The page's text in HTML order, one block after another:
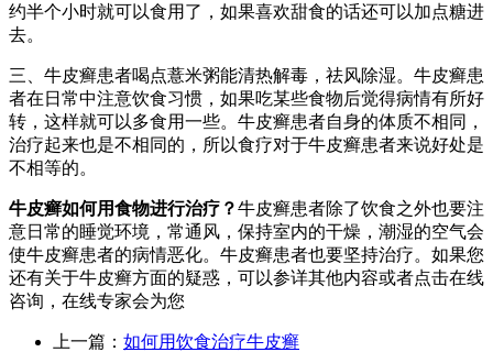
约半个小时就可以食用了，如果喜欢甜食的话还可以加点糖进
去。
三、牛皮癣患者喝点薏米粥能清热解毒，祛风除湿。牛皮癣患
者在日常中注意饮食习惯，如果吃某些食物后觉得病情有所好
转，这样就可以多食用一些。牛皮癣患者自身的体质不相同，
治疗起来也是不相同的，所以食疗对于牛皮癣患者来说好处是
不相等的。
牛皮癣如何用食物进行治疗？牛皮癣患者除了饮食之外也要注
意日常的睡觉环境，常通风，保持室内的干燥，潮湿的空气会
使牛皮癣患者的病情恶化。牛皮癣患者也要坚持治疗。如果您
还有关于牛皮癣方面的疑惑，可以参详其他内容或者点击在线
咨询，在线专家会为您
上一篇： 如何用饮食治疗牛皮癣